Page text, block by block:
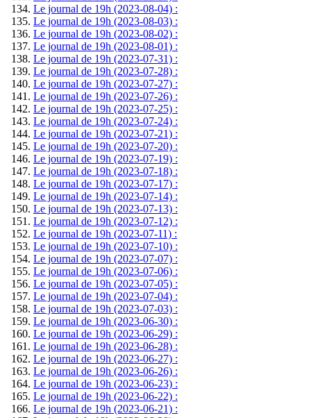
Le journal de 19h (2023-08-04) :
Le journal de 19h (2023-08-03) :
Le journal de 19h (2023-08-02) :
Le journal de 19h (2023-08-01) :
Le journal de 19h (2023-07-31) :
Le journal de 19h (2023-07-28) :
Le journal de 19h (2023-07-27) :
Le journal de 19h (2023-07-26) :
Le journal de 19h (2023-07-25) :
Le journal de 19h (2023-07-24) :
Le journal de 19h (2023-07-21) :
Le journal de 19h (2023-07-20) :
Le journal de 19h (2023-07-19) :
Le journal de 19h (2023-07-18) :
Le journal de 19h (2023-07-17) :
Le journal de 19h (2023-07-14) :
Le journal de 19h (2023-07-13) :
Le journal de 19h (2023-07-12) :
Le journal de 19h (2023-07-11) :
Le journal de 19h (2023-07-10) :
Le journal de 19h (2023-07-07) :
Le journal de 19h (2023-07-06) :
Le journal de 19h (2023-07-05) :
Le journal de 19h (2023-07-04) :
Le journal de 19h (2023-07-03) :
Le journal de 19h (2023-06-30) :
Le journal de 19h (2023-06-29) :
Le journal de 19h (2023-06-28) :
Le journal de 19h (2023-06-27) :
Le journal de 19h (2023-06-26) :
Le journal de 19h (2023-06-23) :
Le journal de 19h (2023-06-22) :
Le journal de 19h (2023-06-21) :